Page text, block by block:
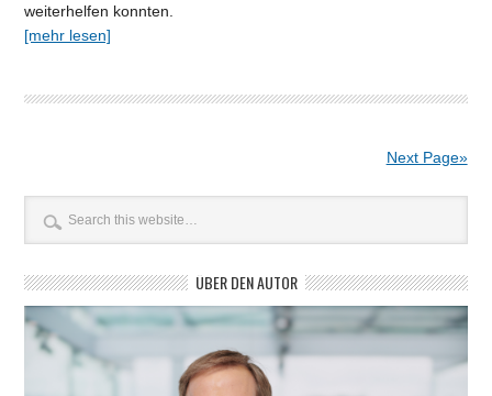
weiterhelfen konnten.
[mehr lesen]
Next Page»
ÜBER DEN AUTOR